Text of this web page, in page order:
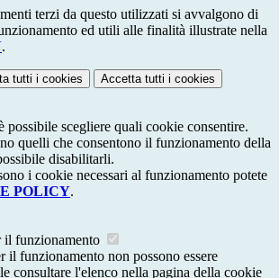
terzi da questo utilizzati si avvalgono di
ed utili alle finalità illustrate nella
.
tutti i cookies Accetta tutti i cookies
possibile scegliere quali cookie consentire.
quelli che consentono il funzionamento della
disabilitarli.
i cookie necessari al funzionamento potete
POLICY.
il funzionamento
il funzionamento non possono essere
consultare l'elenco nella pagina della cookie